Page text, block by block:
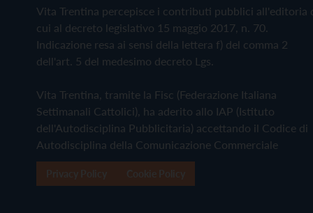
Vita Trentina percepisce i contributi pubblici all'editoria
cui al decreto legislativo 15 maggio 2017, n. 70.
Indicazione resa ai sensi della lettera f) del comma 2
dell'art. 5 del medesimo decreto Lgs.
Vita Trentina, tramite la Fisc (Federazione Italiana
Settimanali Cattolici), ha aderito allo IAP (Istituto
dell'Autodisciplina Pubblicitaria) accettando il Codice di
Autodisciplina della Comunicazione Commerciale